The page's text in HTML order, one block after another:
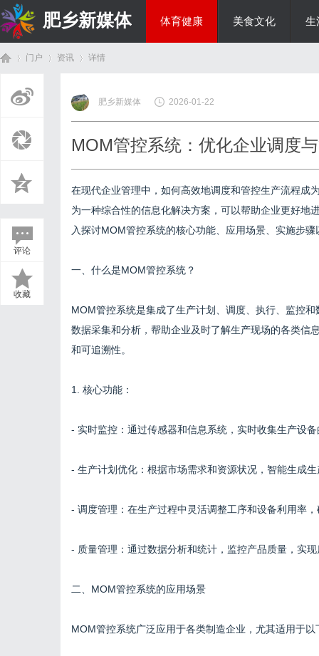
肥乡新媒体 体育健康 美食文化 生
门户 资讯
›
详情
评论
收藏
肥乡新媒体 2026-01-22
MOM管控系统：优化企业调度
在现代企业管理中，如何高效地调度和管控生产流程成
为一种综合性的信息化解决方案，可以帮助企业更好地
入探讨MOM管控系统的核心功能、应用场景、实施步
一、什么是MOM管控系统？
MOM管控系统是集成了生产计划、调度、执行、监控
数据采集和分析，帮助企业及时了解生产现场的各类信
和可追溯性。
1. 核心功能：
- 实时监控：通过传感器和信息系统，实时收集生产设
- 生产计划优化：根据市场需求和资源状况，智能生成
- 调度管理：在生产过程中灵活调整工序和设备利用率
- 质量管理：通过数据分析和统计，监控产品质量，实
二、MOM管控系统的应用场景
MOM管控系统广泛应用于各类制造企业，尤其适用于以